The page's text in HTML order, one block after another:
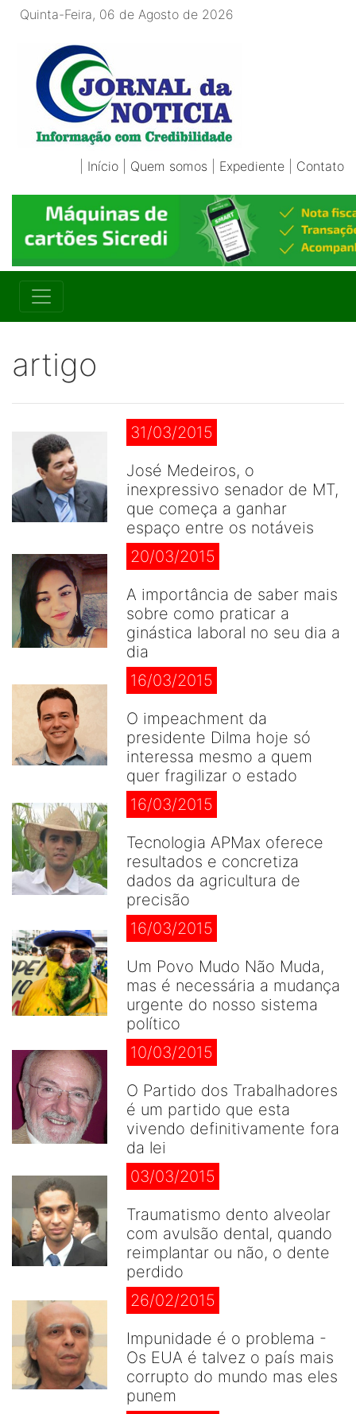
Quinta-Feira, 06 de Agosto de 2026
Início Quem somos Expediente Contato
artigo
31/03/2015
José Medeiros, o
inexpressivo senador de MT,
que começa a ganhar
espaço entre os notáveis
20/03/2015
A importância de saber mais
sobre como praticar a
ginástica laboral no seu dia a
dia
16/03/2015
O impeachment da
presidente Dilma hoje só
interessa mesmo a quem
quer fragilizar o estado
16/03/2015
Tecnologia APMax oferece
resultados e concretiza
dados da agricultura de
precisão
16/03/2015
Um Povo Mudo Não Muda,
mas é necessária a mudança
urgente do nosso sistema
político
10/03/2015
O Partido dos Trabalhadores
é um partido que esta
vivendo definitivamente fora
da lei
03/03/2015
Traumatismo dento alveolar
com avulsão dental, quando
reimplantar ou não, o dente
perdido
26/02/2015
Impunidade é o problema -
Os EUA é talvez o país mais
corrupto do mundo mas eles
punem